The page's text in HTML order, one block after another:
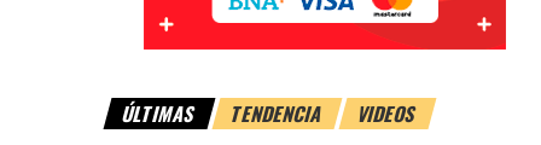
ÚLTIMAS TENDENCIA VIDEOS